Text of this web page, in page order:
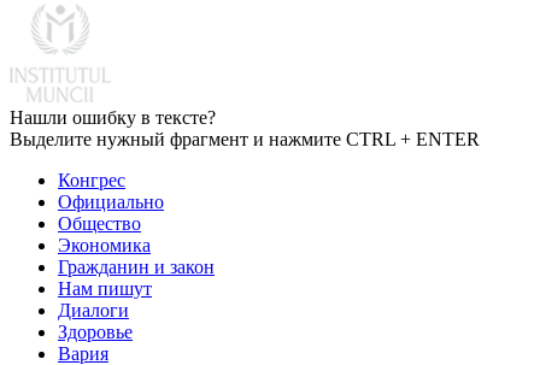
Нашли ошибку в тексте?
Выделите нужный фрагмент и нажмите CTRL + ENTER
Конгрес
Официально
Общество
Экономика
Гражданин и закон
Нам пишут
Диалоги
Здоровье
Вария